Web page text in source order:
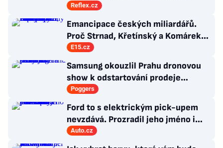
hnutím Naše Česko do celostátní
politiky?
Reflex.cz
Emancipace českých miliardářů.
Proč Strnad, Křetínský a Komárek
nakupují západní ikony
E15.cz
Samsung okouzlil Prahu dronovou
show k odstartování prodeje
nových produktů
Poggers
Ford to s elektrickým pick-upem
nevzdává. Prozradil jeho jméno i
atraktivní cenovku
Auto.cz